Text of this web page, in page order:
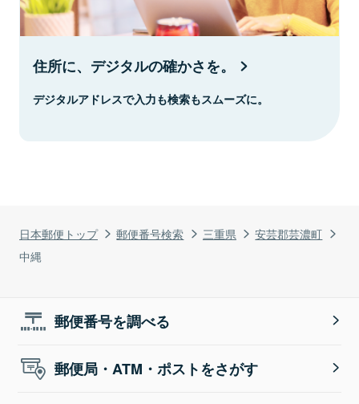
日本郵便トップ 郵便番号検索 三重県
安芸郡芸濃町
中縄
住所に、デジタルの確かさを。
デジタルアドレスで入力も検索もスムーズに。
郵便番号を調べる
郵便局・ATM・ポストをさがす